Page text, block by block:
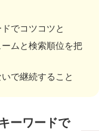
でコツコツと
ムと検索順位を把
で継続すること
ーワードで